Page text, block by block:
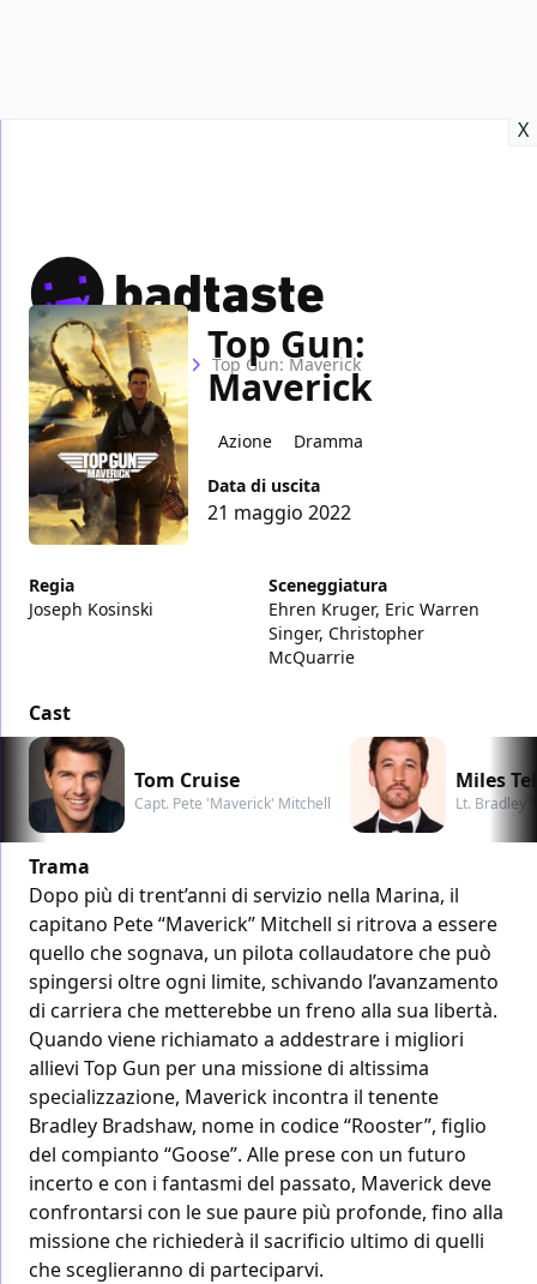
X
Home Film Top Gun: Maverick
Top Gun:
Maverick
Azione
Dramma
Data di uscita
21 maggio 2022
Regia
Joseph Kosinski
Sceneggiatura
Ehren Kruger, Eric Warren
Singer, Christopher
McQuarrie
Cast
Tom Cruise
Capt. Pete 'Maverick' Mitchell
Miles
Lt. Bradley
Trama
Dopo più di trent’anni di servizio nella Marina, il
capitano Pete “Maverick” Mitchell si ritrova a essere
quello che sognava, un pilota collaudatore che può
spingersi oltre ogni limite, schivando l’avanzamento
di carriera che metterebbe un freno alla sua libertà.
Quando viene richiamato a addestrare i migliori
allievi Top Gun per una missione di altissima
specializzazione, Maverick incontra il tenente
Bradley Bradshaw, nome in codice “Rooster”, figlio
del compianto “Goose”. Alle prese con un futuro
incerto e con i fantasmi del passato, Maverick deve
confrontarsi con le sue paure più profonde, fino alla
missione che richiederà il sacrificio ultimo di quelli
che sceglieranno di parteciparvi.